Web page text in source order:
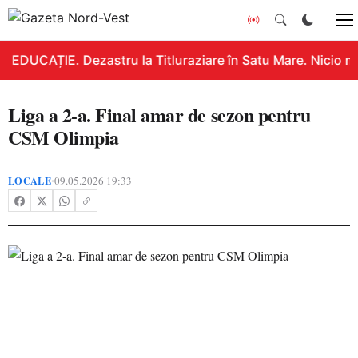
EDUCAȚIE. Dezastru la Titluraziare în Satu Mare. Nicio
Liga a 2-a. Final amar de sezon pentru
CSM Olimpia
LOCALE•09.05.2026 19:33